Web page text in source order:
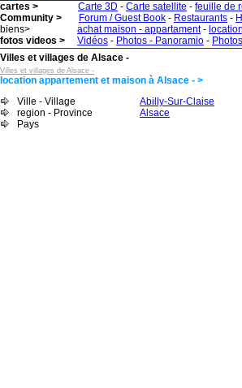
cartes > Carte 3D - Carte satellite - feuille de
Community >
Forum / Guest Book - Restaurants -
biens>
achat maison - appartament-
fotos videos >
Vidéos - Photos - Panoramio -
Villes et villages de Alsace -
Villes et villages de Alsace -
location appartement et maison à Alsace - >
Ville - Village
Abilly-Sur-Claise
region - Province
Alsace
Pays